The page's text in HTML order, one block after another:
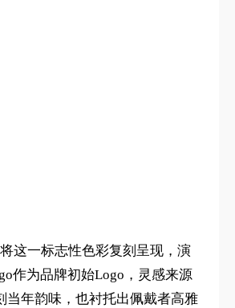
这一标志性色彩复刻呈现，演
作为品牌初始Logo，灵感来源
年韵味，也衬托出佩戴者高雅